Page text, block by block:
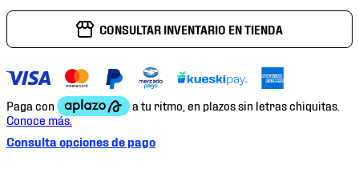
CONSULTAR INVENTARIO EN TIENDA
Consulta opciones de pago